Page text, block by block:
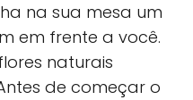
na sua mesa um
em frente a você.
naturais
de começar o